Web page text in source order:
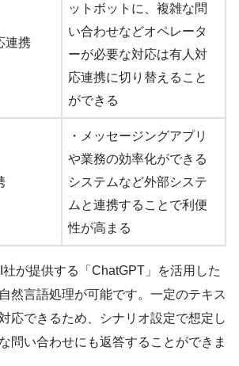
連携
ットボットに、複雑な問
い合わせなどオペレータ
ーが必要な対応は有人対
応連携に切り替えること
ができる
・メッセージングアプリ
や業務の効率化ができる
システムなど外部システ
ムと連携することで利便
性が高まる
が提供する「ChatGPT」を活用した
然言語処理が可能です。一定のテキス
応できるため、シナリオ設定で想定し
問い合わせにも返答することができま